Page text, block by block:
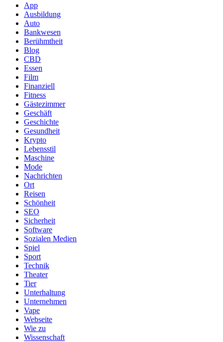
App
Ausbildung
Auto
Bankwesen
Berühmtheit
Blog
CBD
Essen
Film
Finanziell
Fitness
Gästezimmer
Geschäft
Geschichte
Gesundheit
Krypto
Lebensstil
Maschine
Mode
Nachrichten
Ort
Reisen
Schönheit
SEO
Sicherheit
Software
Sozialen Medien
Spiel
Sport
Technik
Theater
Tier
Unterhaltung
Unternehmen
Vape
Webseite
Wie zu
Wissenschaft